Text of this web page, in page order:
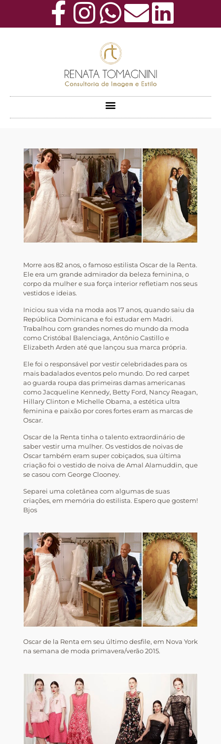
Morre aos 82 anos, o famoso estilista Oscar de la Renta.
Ele era um grande admirador da beleza feminina, o
corpo da mulher e sua força interior refletiam nos seus
vestidos e ideias.
Iniciou sua vida na moda aos 17 anos, quando saiu da
República Dominicana e foi estudar em Madri.
Trabalhou com grandes nomes do mundo da moda
como Cristóbal Balenciaga, Antônio Castillo e
Elizabeth Arden até que lançou sua marca própria.
Ele foi o responsável por vestir celebridades para os
mais badalados eventos pelo mundo. Do red carpet
ao guarda roupa das primeiras damas americanas
como Jacqueline Kennedy, Betty Ford, Nancy Reagan,
Hillary Clinton e Michelle Obama, a estética ultra
feminina e paixão por cores fortes eram as marcas de
Oscar.
Oscar de la Renta tinha o talento extraordinário de
saber vestir uma mulher. Os vestidos de noivas de
Oscar também eram super cobiçados, sua última
criação foi o vestido de noiva de Amal Alamuddin, que
se casou com George Clooney.
Separei uma coletânea com algumas de suas
criações, em memória do estilista. Espero que gostem!
Bjos
Oscar de la Renta em seu último desfile, em Nova York
na semana de moda primavera/verão 2015.